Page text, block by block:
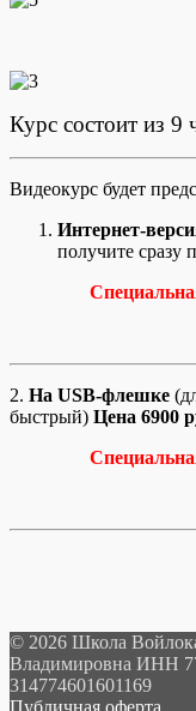
Курс состоит из 9
Видеокурс будет
Интернет-
получите сразу
2. На USB-флешке
быстрый) Цена 6900
© 2026 Школа
Владимировна ИНН
314774601601169
Публичная оферта